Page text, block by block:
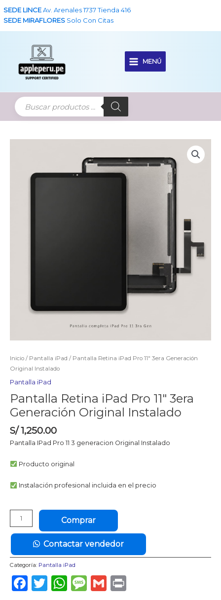
SEDE LINCEAv. Arenales 1737 Tienda 416
SEDE MIRAFLORES Solo Con Citas
Main
MENÚ
Inicio / Pantalla iPad / Pantalla Retina iPad Pro 11″ 3era Generación
Original Instalado
Pantalla iPad
Pantalla Retina iPad Pro 11″ 3era
Generación Original Instalado
S/1,250.00
Pantalla IPad Pro 11 3 generacion Original Instalado
Producto original
Instalación profesional incluida en el precio
iPad
11"
3era
Generación
Original
Comprar
Contactar vendedor
Categoría: Pantalla iPad
Facebook
Twitter
WhatsApp
Message
Gmail